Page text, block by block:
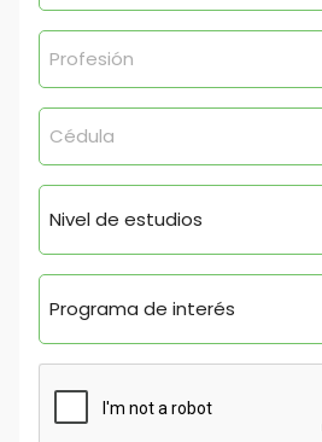
Profesión
Cédula
Nivel
de
Programa
de
CAPTCHA